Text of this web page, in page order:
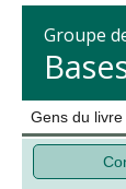
Groupe
Gens du